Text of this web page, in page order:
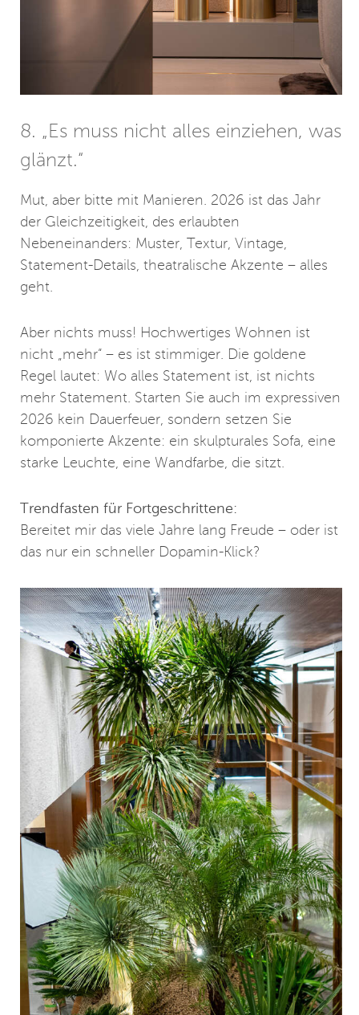
8. „Es muss nicht alles einziehen, was
glänzt.“
Mut, aber bitte mit Manieren. 2026 ist das Jahr
der Gleichzeitigkeit, des erlaubten
Nebeneinanders: Muster, Textur, Vintage,
Statement-Details, theatralische Akzente – alles
geht.
Aber nichts muss! Hochwertiges Wohnen ist
nicht „mehr“ – es ist stimmiger. Die goldene
Regel lautet: Wo alles Statement ist, ist nichts
mehr Statement. Starten Sie auch im expressiven
2026 kein Dauerfeuer, sondern setzen Sie
komponierte Akzente: ein skulpturales Sofa, eine
starke Leuchte, eine Wandfarbe, die sitzt.
Trendfasten für Fortgeschrittene:
Bereitet mir das viele Jahre lang Freude – oder ist
das nur ein schneller Dopamin-Klick?